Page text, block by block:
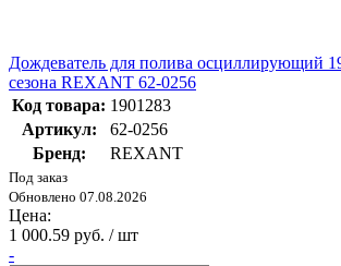
Дождеватель для полива осциллирующий
сезона REXANT 62-0256
Код товара: 1901283
Артикул:
62-0256
Бренд:
REXANT
Под заказ
Обновлено 07.08.2026
Цена:
1 000.59 руб. / шт
-